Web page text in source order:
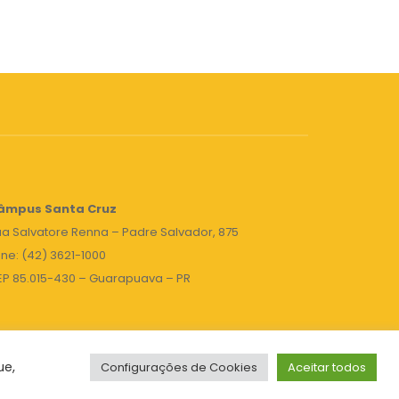
Santa Cruz
Salvatore Renna – Padre Salvador, 875
(42) 3621-1000
85.015-430 – Guarapuava – PR
Configurações de Cookies Aceitar todos